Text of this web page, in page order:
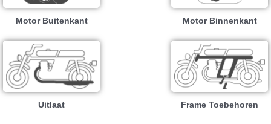
Motor Buitenkant Motor Binnenkant
Uitlaat Frame Toebehoren